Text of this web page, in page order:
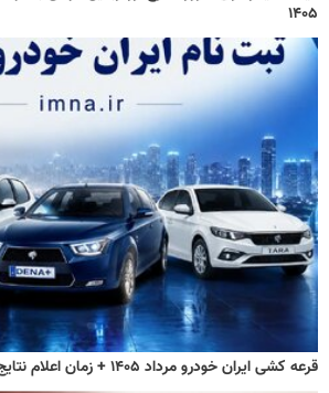
۱۴۰۵
قرعه کشی ایران خودرو مرداد ۱۴۰۵ + زمان اعلام نتایج و اسامی برندگان